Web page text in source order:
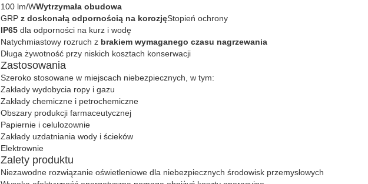
100 lm/WWytrzymała obudowa
GRP z doskonałą odpornością na korozjęStopień ochrony
IP65 dla odporności na kurz i wodę
Natychmiastowy rozruch z brakiem wymaganego czasu nagrzewania
Długa żywotność przy niskich kosztach konserwacji
Zastosowania
Szeroko stosowane w miejscach niebezpiecznych, w tym:
Zakłady wydobycia ropy i gazu
Zakłady chemiczne i petrochemiczne
Obszary produkcji farmaceutycznej
Papiernie i celulozownie
Zakłady uzdatniania wody i ścieków
Elektrownie
Zalety produktu
Niezawodne rozwiązanie oświetleniowe dla niebezpiecznych środowisk przemysłowych